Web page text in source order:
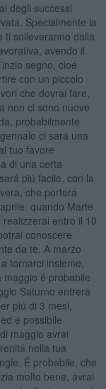
degli successi
Specialmente la
ti solleveranno dalla
avendo il
segno, cioé
con un piccolo
che dovrai fare,
non ci sono nuove
probabilmente
ci sará una
tuo favore
di una certa
piú facile, con la
che porterá
quando Marte
entro il 10
conoscere
da te. A marzo
tornarci insieme,
é probabile
Saturno entrerá
piú di 3 mesi,
é possibile
maggio avrai
nella tua
É probabile, che
molto bene, avrai